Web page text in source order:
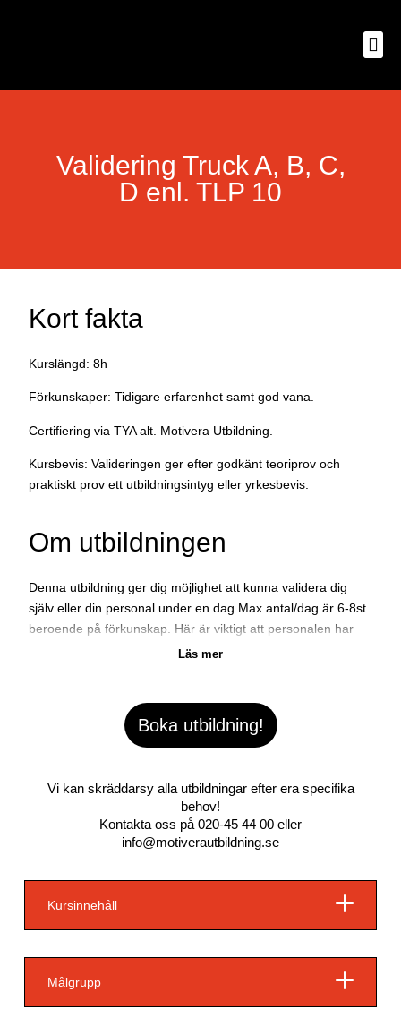
Validering Truck A, B, C,
D enl. TLP 10
Kort fakta
Kurslängd: 8h
Förkunskaper: Tidigare erfarenhet samt god vana.
Certifiering via TYA alt. Motivera Utbildning.
Kursbevis: Valideringen ger efter godkänt teoriprov och
praktiskt prov ett utbildningsintyg eller yrkesbevis.
Om utbildningen
Denna utbildning ger dig möjlighet att kunna validera dig
själv eller din personal under en dag Max antal/dag är 6-8st
beroende på förkunskap. Här är viktigt att personalen har
kört truck innan, men av någon anledning saknar intyg på
Möjlighet finns att lägga upp en individuell utbildningsplan.
Boka utbildning!
Vi kan skräddarsy alla utbildningar efter era specifika
behov!
Kontakta oss på 020-45 44 00 eller
info@motiverautbildning.se
Kursinnehåll
Målgrupp